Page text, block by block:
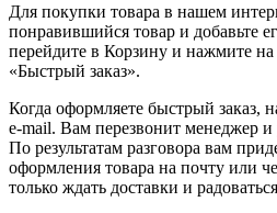
Для покупки товара в нашем
понравившийся товар и добавьте
перейдите в Корзину и нажмите
«Быстрый заказ».
Когда оформляете быстрый
e-mail. Вам перезвонит менеджер и
По результатам разговора вам
оформления товара на почту или
только ждать доставки и